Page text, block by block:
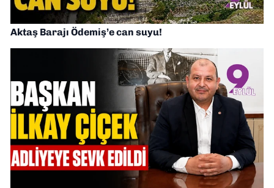
Aktaş Barajı Ödemiş’e can suyu!